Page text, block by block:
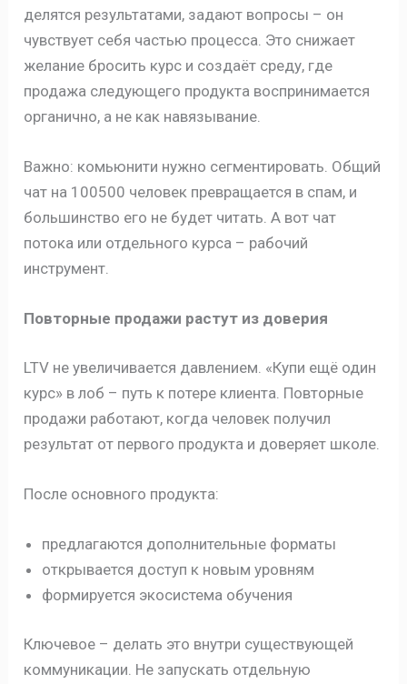
делятся результатами, задают вопросы – он
чувствует себя частью процесса. Это снижает
желание бросить курс и создаёт среду, где
продажа следующего продукта воспринимается
органично, а не как навязывание.
Важно: комьюнити нужно сегментировать. Общий
чат на 100500 человек превращается в спам, и
большинство его не будет читать. А вот чат
потока или отдельного курса – рабочий
инструмент.
Повторные продажи растут из доверия
LTV не увеличивается давлением. «Купи ещё один
курс» в лоб – путь к потере клиента. Повторные
продажи работают, когда человек получил
результат от первого продукта и доверяет школе.
После основного продукта:
предлагаются дополнительные форматы
открывается доступ к новым уровням
формируется экосистема обучения
Ключевое – делать это внутри существующей
коммуникации. Не запускать отдельную